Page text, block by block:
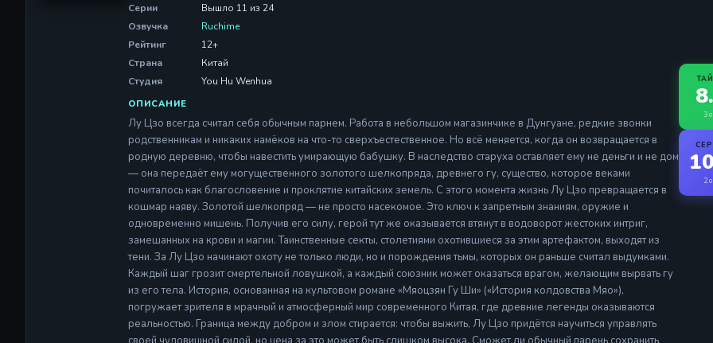
Серии
Вышло 11 из 24
Озвучка
Ruchime
Рейтинг
12+
Страна
Китай
Студия
You Hu Wenhua
ОПИСАНИЕ
Лу Цзо всегда считал себя обычным парнем. Работа в небольшом магазинчике в Дунгуане, редкие звонки
родственникам и никаких намёков на что-то сверхъестественное. Но всё меняется, когда он возвращается в
родную деревню, чтобы навестить умирающую бабушку. В наследство старуха оставляет ему не деньги и не дом
— она передаёт ему могущественного золотого шелкопряда, древнего гу, существо, которое веками
почиталось как благословение и проклятие китайских земель. С этого момента жизнь Лу Цзо превращается в
кошмар наяву. Золотой шелкопряд — не просто насекомое. Это ключ к запретным знаниям, оружие и
одновременно мишень. Получив его силу, герой тут же оказывается втянут в водоворот жестоких интриг,
замешанных на крови и магии. Таинственные секты, столетиями охотившиеся за этим артефактом, выходят из
тени. За Лу Цзо начинают охоту не только люди, но и порождения тьмы, которых он раньше считал выдумками.
Каждый шаг грозит смертельной ловушкой, а каждый союзник может оказаться врагом, желающим вырвать гу
из его тела. История, основанная на культовом романе «Мяоцзян Гу Ши» («История колдовства Мяо»),
погружает зрителя в мрачный и атмосферный мир современного Китая, где древние легенды оказываются
реальностью. Граница между добром и злом стирается: чтобы выжить, Лу Цзо придётся научиться управлять
3
2